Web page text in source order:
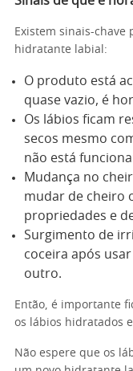
Existem sinais-chave
hidratante labial:
O produto está
quase vazio, é
Os lábios ficam
secos mesmo
não está
Mudança no
mudar de cheiro
propriedades e
Surgimento de
coceira após
outro.
Então, é importante
os lábios hidratados
Não espere que os